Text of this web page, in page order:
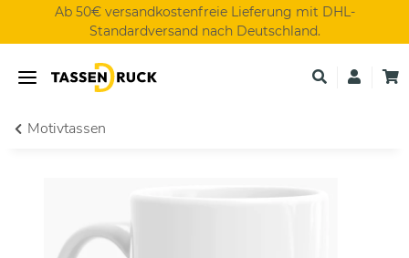
Ab 50€ versandkostenfreie Lieferung mit DHL-
Standardversand nach Deutschland.
Motivtassen